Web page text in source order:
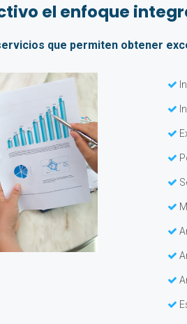
el enfoque
que permiten obtener